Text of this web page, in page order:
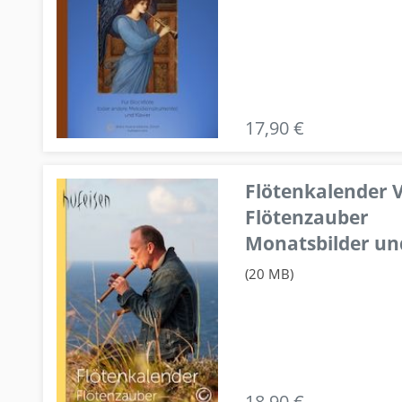
17,90 €
Flötenkalender
Flötenzauber
Monatsbilder
(20 MB)